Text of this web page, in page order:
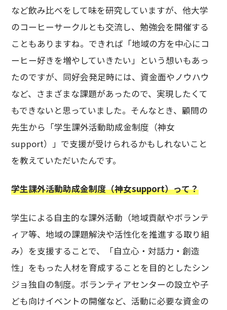
など飲み比べをして味を研究していますが、他大学
のコーヒーサークルとも交流し、勉強会を開催する
こともありますね。できれば「地域の方を中心にコ
ーヒー好きを増やしていきたい」という想いもあっ
たのですが、同好会発足時には、資金面やノウハウ
など、さまざまな課題があったので、実現したくて
もできないと思っていました。そんなとき、顧問の
先生から「学生課外活動助成金制度（神女
support）」で支援が受けられるかもしれないこと
を教えていただいたんです。
学生課外活動助成金制度（神女support）って？
学生による自主的な課外活動（地域貢献やボランテ
ィア等、地域の課題解決や活性化を推進する取り組
み）を支援することで、「自立心・対話力・創造
性」をもった人材を育成することを目的としたシン
ジョ独自の制度。ボランティアセンターの設立や子
ども向けイベントの開催など、活動に必要な資金の